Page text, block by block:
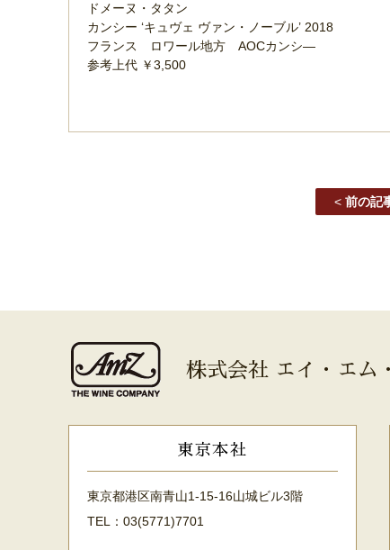
ドメーヌ・タタン
カンシー ‘キュヴェ ヴァン・ノーブル’ 2018
フランス ロワール地方 AOCカンシ―
参考上代 ￥3,500
< 前の記
株式会社 エイ・エム
東京本社
東京都港区南青山1-15-16山城ビル3階
TEL：03(5771)7701